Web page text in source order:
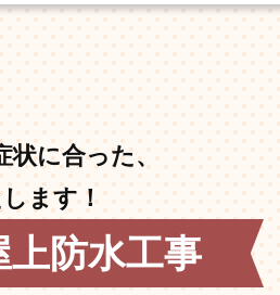
状に合った、
ます！
防水工事